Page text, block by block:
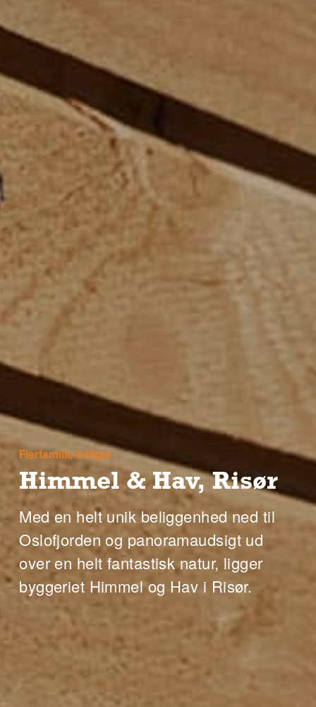
Flerfamilie-boliger
Himmel & Hav, Risør
Med en helt unik beliggenhed ned til
Oslofjorden og panoramaudsigt ud
over en helt fantastisk natur, ligger
byggeriet Himmel og Hav i Risør.